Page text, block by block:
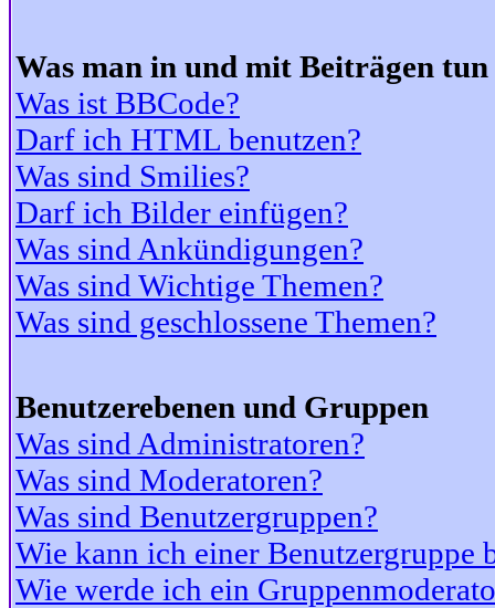
Was man in und mit Beiträgen
Was ist BBCode?
Darf ich HTML benutzen?
Was sind Smilies?
Darf ich Bilder einfügen?
Was sind Ankündigungen?
Was sind Wichtige Themen?
Was sind geschlossene Themen?
Benutzerebenen und Gruppen
Was sind Administratoren?
Was sind Moderatoren?
Was sind Benutzergruppen?
Wie kann ich einer Benutzergruppe
Wie werde ich ein